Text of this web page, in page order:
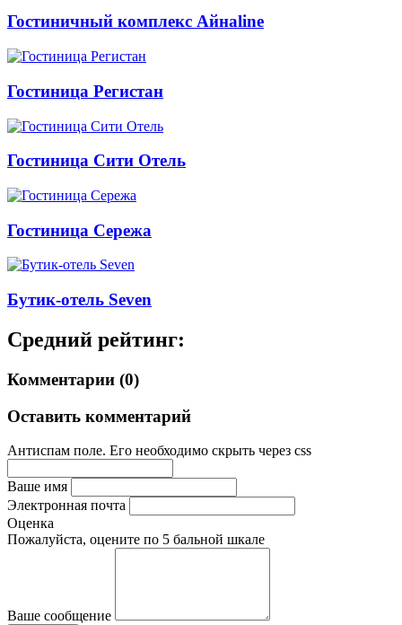
Гостиничный комплекс Айнаline
Гостиница Регистан
Гостиница Сити Отель
Гостиница Сережа
Бутик-отель Seven
Средний рейтинг:
Комментарии (0)
Оставить комментарий
Антиспам поле. Его необходимо скрыть через css
Ваше имя
Электронная почта
Оценка
Пожалуйста, оцените по 5 бальной шкале
Ваше сообщение